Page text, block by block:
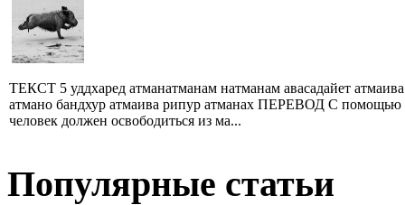
ТЕКСТ 5 уддхаред атманатманам натманам авасадайет
атмано бандхур атмаива рипур атманах ПЕРЕВОД С помощью
человек должен освободиться из ма...
Популярные статьи